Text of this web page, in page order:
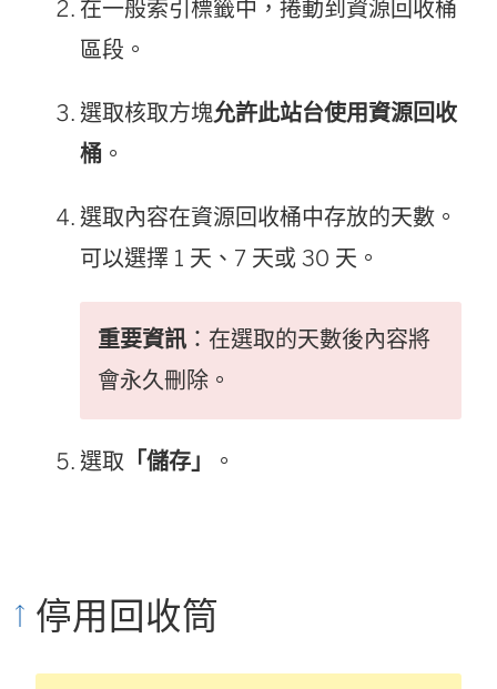
在一般索引標籤中，捲動到資源回收桶
區段。
選取核取方塊允許此站台使用資源回收
桶 。
選取內容在資源回收桶中存放的天數。
可以選擇 1 天、7 天或 30 天。
重要資訊 ：在選取的天數後內容將
會永久刪除。
選取 「儲存」 。
停用回收筒